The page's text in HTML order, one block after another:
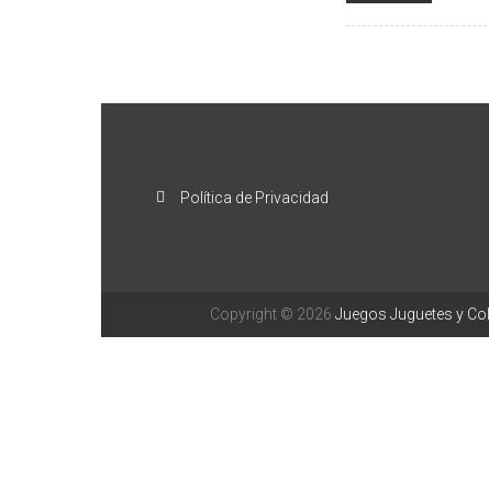
Política de Privacidad
Copyright © 2026 Juegos Juguetes y